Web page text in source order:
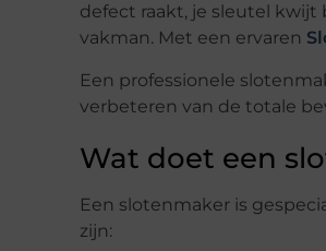
defect raakt, je sleutel kwijt
vakman. Met een ervaren
Een professionele
verbeteren van de totale
Wat doet een
Een slotenmaker is
zijn: